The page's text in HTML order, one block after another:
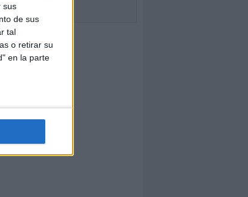
sus
de sus
tal
o retirar su
en la parte